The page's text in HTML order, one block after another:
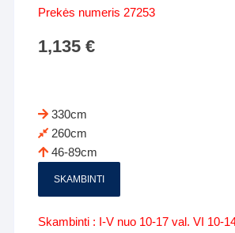
Prekės numeris 27253
1,135€
330cm
260cm
46-89cm
SKAMBINTI
Skambinti : I-V nuo 10-17 val. VI 10-